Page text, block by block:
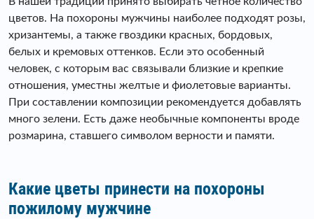
цветов. На похороны мужчины наиболее подходят розы,
хризантемы, а также гвоздики красных, бордовых,
белых и кремовых оттенков. Если это особенный
человек, с которым вас связывали близкие и крепкие
отношения, уместны желтые и фиолетовые варианты.
При составлении композиции рекомендуется добавлять
много зелени. Есть даже необычные компоненты вроде
розмарина, ставшего символом верности и памяти.
Какие цветы принести на похороны
пожилому мужчине